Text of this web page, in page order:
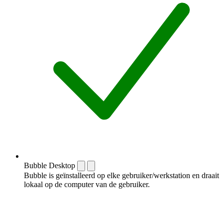
Bubble Desktop
Bubble is geïnstalleerd op elke gebruiker/werkstation en draait
lokaal op de computer van de gebruiker.